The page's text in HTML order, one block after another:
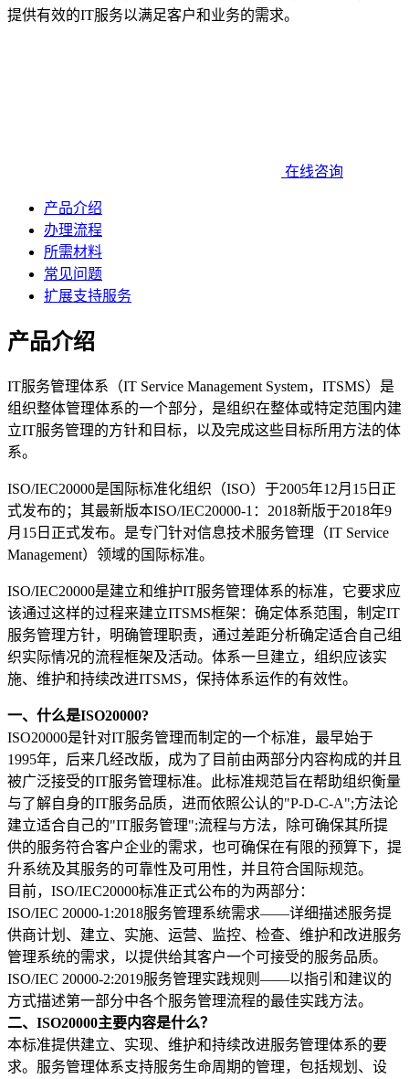
提供有效的IT服务以满足客户和业务的需求。
在线咨询
产品介绍
办理流程
所需材料
常见问题
扩展支持服务
产品介绍
IT服务管理体系（IT Service Management System，ITSMS）是
组织整体管理体系的一个部分，是组织在整体或特定范围内建
立IT服务管理的方针和目标，以及完成这些目标所用方法的体
系。
ISO/IEC20000是国际标准化组织（ISO）于2005年12月15日正
式发布的；其最新版本ISO/IEC20000-1：2018新版于2018年9
月15日正式发布。是专门针对信息技术服务管理（IT Service
Management）领域的国际标准。
ISO/IEC20000是建立和维护IT服务管理体系的标准，它要求应
该通过这样的过程来建立ITSMS框架：确定体系范围，制定IT
服务管理方针，明确管理职责，通过差距分析确定适合自己组
织实际情况的流程框架及活动。体系一旦建立，组织应该实
施、维护和持续改进ITSMS，保持体系运作的有效性。
一、什么是ISO20000?
ISO20000是针对IT服务管理而制定的一个标准，最早始于
1995年，后来几经改版，成为了目前由两部分内容构成的并且
被广泛接受的IT服务管理标准。此标准规范旨在帮助组织衡量
与了解自身的IT服务品质，进而依照公认的"P-D-C-A";方法论
建立适合自己的"IT服务管理";流程与方法，除可确保其所提
供的服务符合客户企业的需求，也可确保在有限的预算下，提
升系统及其服务的可靠性及可用性，并且符合国际规范。
目前，ISO/IEC20000标准正式公布的为两部分：
ISO/IEC 20000-1:2018服务管理系统需求——详细描述服务提
供商计划、建立、实施、运营、监控、检查、维护和改进服务
管理系统的需求，以提供给其客户一个可接受的服务品质。
ISO/IEC 20000-2:2019服务管理实践规则——以指引和建议的
方式描述第一部分中各个服务管理流程的最佳实践方法。
二、ISO20000主要内容是什么？
本标准提供建立、实现、维护和持续改进服务管理体系的要
求。服务管理体系支持服务生命周期的管理，包括规划、设